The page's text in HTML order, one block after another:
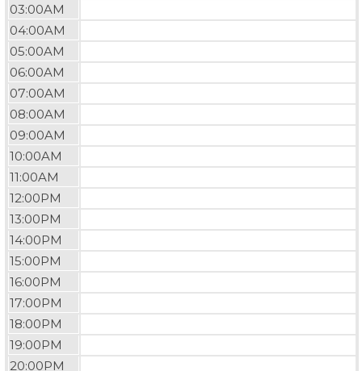
03:00AM
04:00AM
05:00AM
06:00AM
07:00AM
08:00AM
09:00AM
10:00AM
11:00AM
12:00PM
13:00PM
14:00PM
15:00PM
16:00PM
17:00PM
18:00PM
19:00PM
20:00PM